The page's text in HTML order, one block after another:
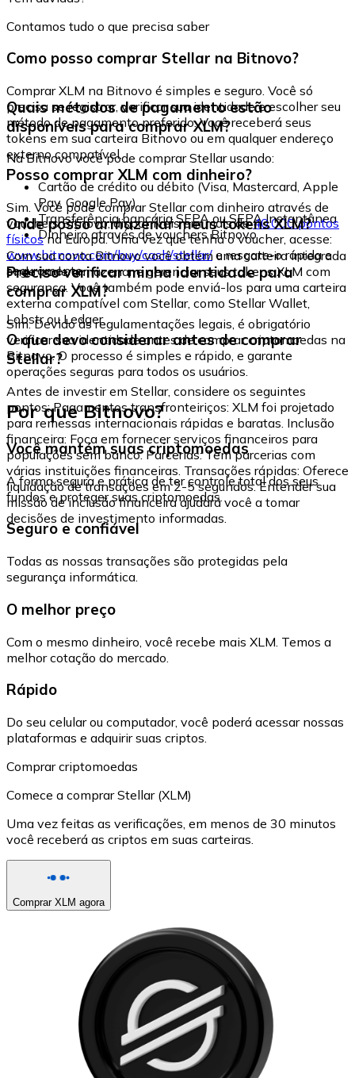
Contamos tudo o que precisa saber
Como posso comprar Stellar na Bitnovo?
Comprar XLM na Bitnovo é simples e seguro. Você só
precisa se registrar, verificar sua identidade e escolher seu
método de pagamento preferido. Você receberá seus
tokens em sua carteira Bitnovo ou em qualquer endereço
externo compatível.
Quais métodos de pagamento estão
disponíveis para comprar XLM?
Na Bitnovo você pode comprar Stellar usando:
Cartão de crédito ou débito (Visa, Mastercard, Apple
Pay, Google Pay)
Transferência bancária SEPA ou SEPA Instantânea
Dinheiro através de vouchers Bitnovo
Posso comprar XLM com dinheiro?
Sim. Você pode comprar Stellar com dinheiro através de
vouchers Bitnovo, disponíveis em mais de40.000 pontos
físicosna Europa. Uma vez que tenha o voucher, acesse:
www.bitnovo.com/buy/cash/stellar/ e resgate-o rápida e
seguramente.
Onde posso armazenar meus tokens XLM?
Com sua conta Bitnovo você obtém uma carteira integrada
onde pode armazenar e gerenciar seus tokens XLM com
segurança. Você também pode enviá-los para uma carteira
externa compatível com Stellar, como Stellar Wallet,
Lobstr ou Ledger.
Preciso verificar minha identidade para
comprar XLM?
Sim. Devido às regulamentações legais, é obrigatório
verificar sua identidade antes de comprar criptomoedas na
Bitnovo. O processo é simples e rápido, e garante
operações seguras para todos os usuários.
O que devo considerar antes de comprar
Stellar?
Antes de investir em Stellar, considere os seguintes
pontos: Pagamentos transfronteiriços: XLM foi projetado
para remessas internacionais rápidas e baratas. Inclusão
financeira: Foca em fornecer serviços financeiros para
populações sem banco. Parcerias: Tem parcerias com
várias instituições financeiras. Transações rápidas: Oferece
liquidação de transações em 2-5 segundos. Entender sua
missão de inclusão financeira ajudará você a tomar
decisões de investimento informadas.
Por que Bitnovo?
Você mantém suas criptomoedas
A forma segura e prática de ter controle total dos seus
fundos e proteger suas criptomoedas.
Seguro e confiável
Todas as nossas transações são protegidas pela
segurança informática.
O melhor preço
Com o mesmo dinheiro, você recebe mais XLM. Temos a
melhor cotação do mercado.
Rápido
Do seu celular ou computador, você poderá acessar nossas
plataformas e adquirir suas criptos.
Comprar criptomoedas
Comece a comprar Stellar (XLM)
Uma vez feitas as verificações, em menos de 30 minutos
você receberá as criptos em suas carteiras.
Comprar XLM agora